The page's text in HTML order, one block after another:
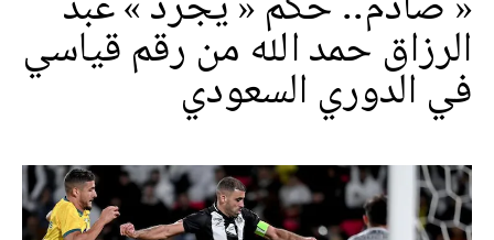
الرزاق حمد الله من رقم قياسي
في الدوري السعودي